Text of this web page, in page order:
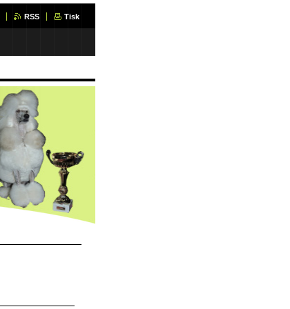
RSS Tisk